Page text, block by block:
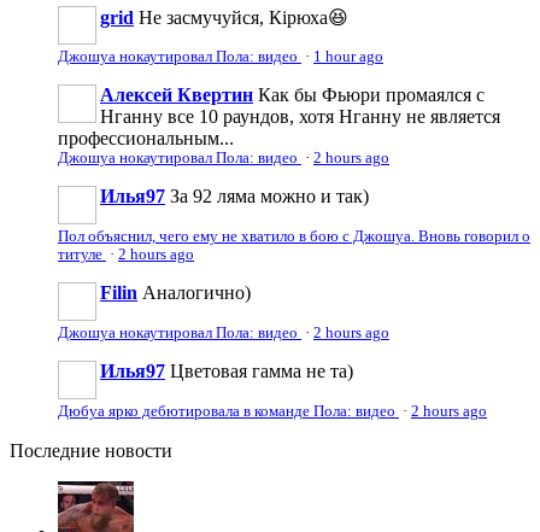
grid Не засмучуйся, Кірюха😆
Джошуа нокаутировал Пола: видео · 1 hour ago
Алексей Квертин Как бы Фьюри промаялся с
Нганну все 10 раундов, хотя Нганну не является
профессиональным...
Джошуа нокаутировал Пола: видео · 2 hours ago
Илья97 За 92 ляма можно и так)
Пол объяснил, чего ему не хватило в бою с Джошуа. Вновь говорил о
титуле · 2 hours ago
Filin Аналогично)
Джошуа нокаутировал Пола: видео · 2 hours ago
Илья97 Цветовая гамма не та)
Дюбуа ярко дебютировала в команде Пола: видео · 2 hours ago
Последние новости